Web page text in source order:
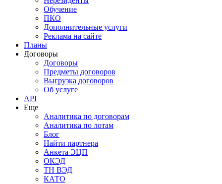
Обучение
ПКО
Дополнительные услуги
Реклама на сайте
Планы
Договоры
Договоры
Предметы договоров
Выгрузка договоров
Об услуге
API
Еще
Аналитика по договорам
Аналитика по лотам
Блог
Найти партнера
Анкета ЭЦП
ОКЭД
ТН ВЭД
КАТО